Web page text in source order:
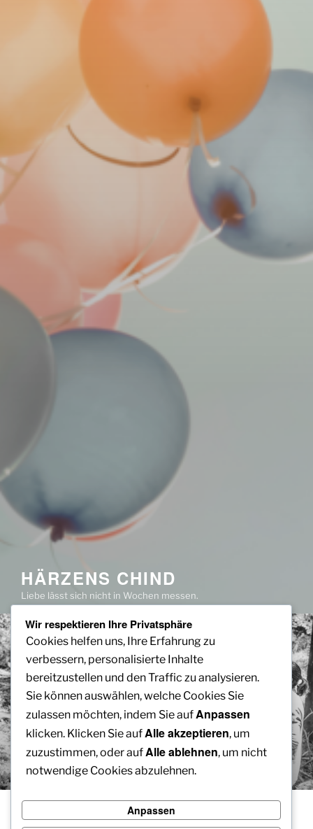
HÄRZENS CHIND
Liebe lässt sich nicht in Wochen messen.
HIER ENTSTEHT EINE NEUE SEITE
Wir respektieren Ihre Privatsphäre
Cookies helfen uns, Ihre Erfahrung zu
verbessern, personalisierte Inhalte
bereitzustellen und den Traffic zu analysieren.
Sie können auswählen, welche Cookies Sie
zulassen möchten, indem Sie aufAnpassen
klicken. Klicken Sie aufAlle akzeptieren, um
zuzustimmen, oder aufAlle ablehnen, um nicht
notwendige Cookies abzulehnen.
Anpassen